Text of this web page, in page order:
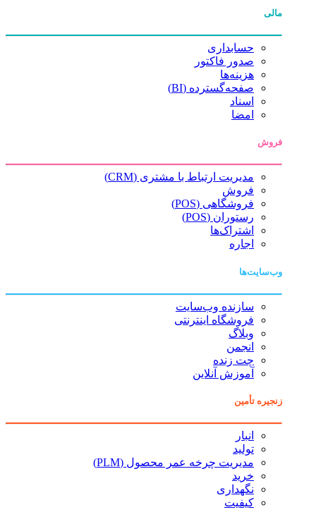
مالی
حسابداری
صدور فاکتور
هزینه‌ها
صفحه‌گسترده (BI)
اسناد
امضا
فروش
مدیریت ارتباط با مشتری (CRM)
فروش
فروشگاهی (POS)
رستوران (POS)
اشتراک‌ها
اجاره
وب‌سایت‌ها
سازنده وب‌سایت
فروشگاه اینترنتی
وبلاگ
انجمن
چت زنده
آموزش آنلاین
زنجیره تأمین
انبار
تولید
مدیریت چرخه عمر محصول (PLM)
خرید
نگهداری
کیفیت